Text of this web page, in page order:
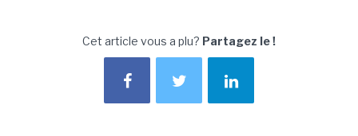
Cet article vous a plu? Partagez le !